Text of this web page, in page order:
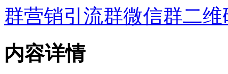
群营销引流群微信群二维
内容详情